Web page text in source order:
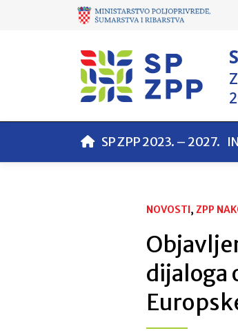
SP ZPP 2023. – 2027.
NOVOSTI, ZPP
dijaloga